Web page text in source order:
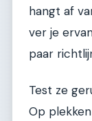
hangt af
ver je
paar
Test ze
Op